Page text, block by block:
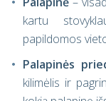
kartu
papildomos
Palapinės
kilimėlis ir